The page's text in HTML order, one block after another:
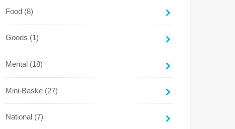
Food (8)
Goods (1)
Mental (18)
Mini-Baske (27)
National (7)